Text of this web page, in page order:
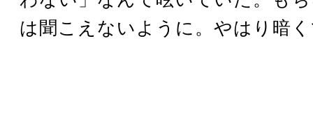
は聞こえないように。やはり暗